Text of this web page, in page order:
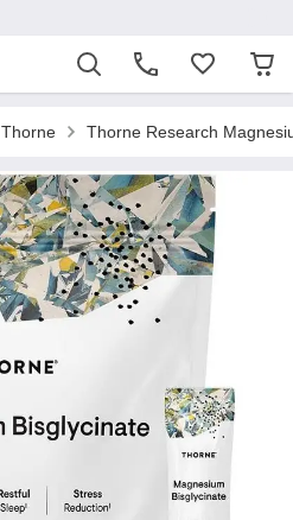
Thorne Thorne Research